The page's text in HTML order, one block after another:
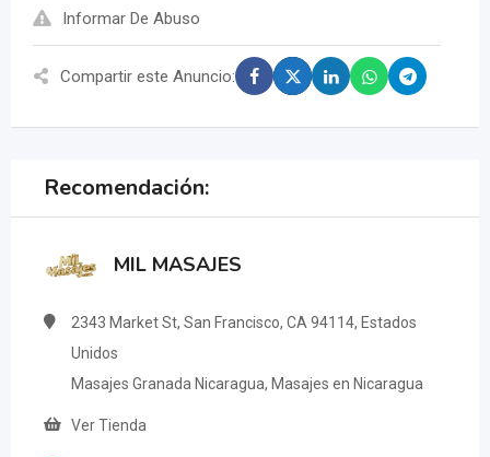
Informar De Abuso
Compartir este Anuncio:
Recomendación:
MIL MASAJES
2343 Market St, San Francisco, CA 94114, Estados
Unidos
Masajes Granada Nicaragua, Masajes en Nicaragua
Ver Tienda